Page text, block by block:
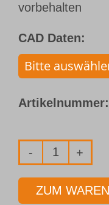
vorbehalten
CAD Daten:
Artikelnummer:
Einlippen-
Typ 01T
ZUM